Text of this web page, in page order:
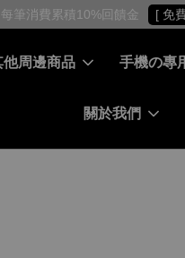
每筆消費累積10%回饋金 [ 免
周邊商品 手機の專
關於我們